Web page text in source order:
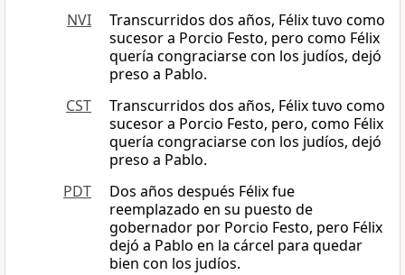
NVI
Transcurridos dos años, Félix tuvo como
sucesor a Porcio Festo, pero como Félix
quería congraciarse con los judíos, dejó
preso a Pablo.
CST
Transcurridos dos años, Félix tuvo como
sucesor a Porcio Festo, pero, como Félix
quería congraciarse con los judíos, dejó
preso a Pablo.
PDT
Dos años después Félix fue
reemplazado en su puesto de
gobernador por Porcio Festo, pero Félix
dejó a Pablo en la cárcel para quedar
bien con los judíos.